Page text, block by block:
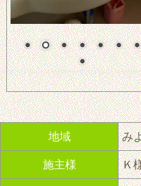
地域 み
施主様 Ｋ